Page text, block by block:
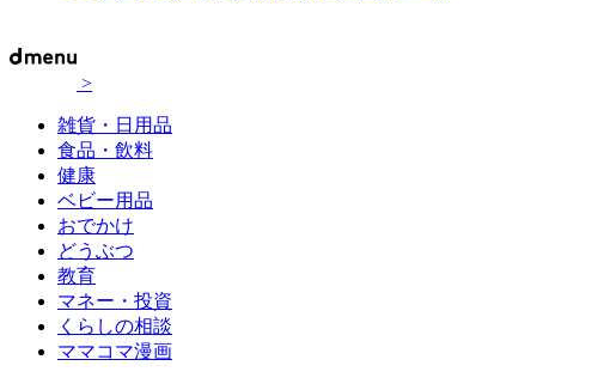
>
雑貨・日用品
食品・飲料
健康
ベビー用品
おでかけ
どうぶつ
教育
マネー・投資
くらしの相談
ママコマ漫画